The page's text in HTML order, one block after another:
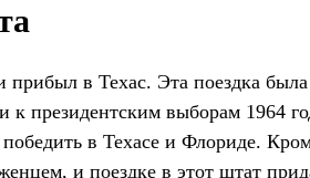
прибыл в Техас. Эта поездка
к президентским выборам 1964
в Техасе и Флориде.
и поездке в этот штат